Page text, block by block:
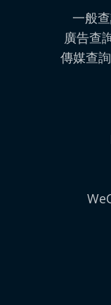
一般查
廣告查
傳媒查詢